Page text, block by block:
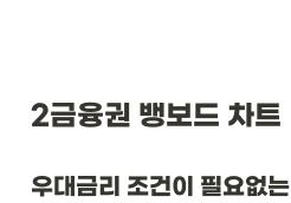
2금융권 뱅보드 차트
우대금리 조건이 필요없는